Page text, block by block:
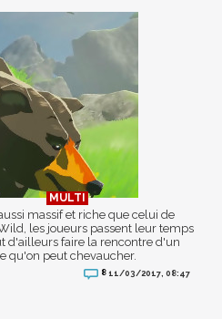
massif et riche que celui de
les joueurs passent leur temps
d'ailleurs faire la rencontre d'un
qu'on peut chevaucher.
8 11/03/2017, 08:47